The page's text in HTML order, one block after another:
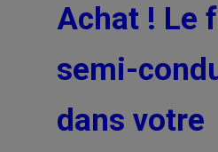
Achat ! Le
semi-
dans votre